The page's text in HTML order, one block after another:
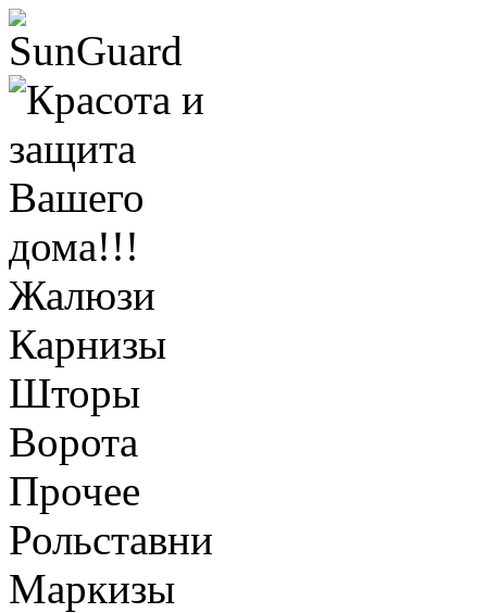
Жалюзи
Карнизы
Шторы
Ворота
Прочее
Рольставни
Маркизы